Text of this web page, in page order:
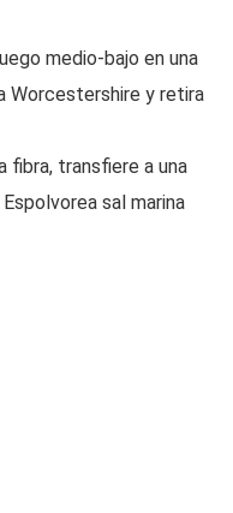
medio-bajo en una
Worcestershire y retira
transfiere a una
sal marina